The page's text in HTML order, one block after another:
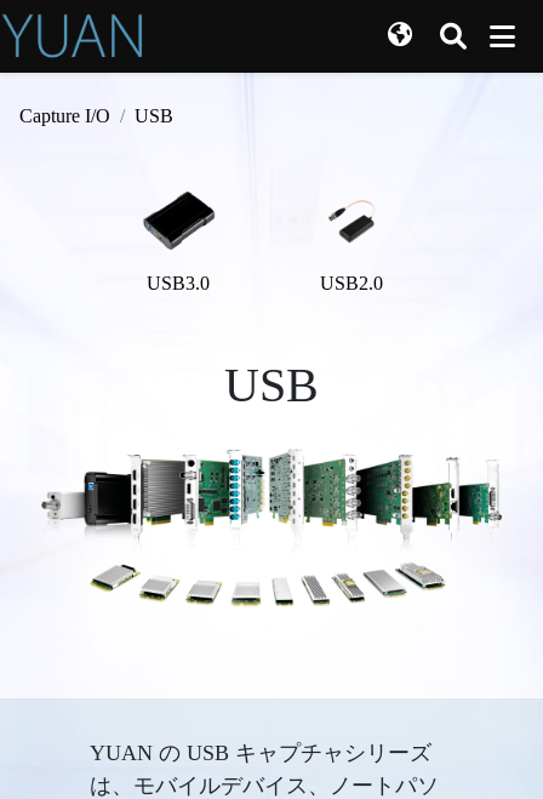
Capture I/O USB
USB3.0 USB2.0
USB
YUAN の USB キャプチャシリーズ
は、モバイルデバイス、ノートパソ